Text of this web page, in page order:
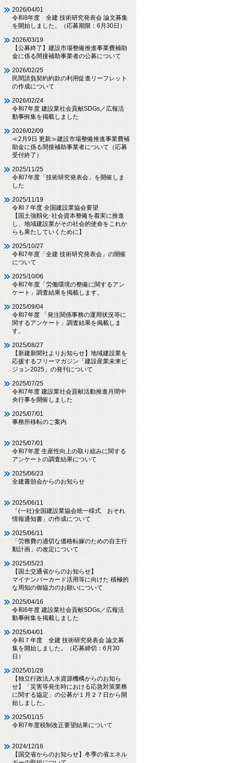
2026/04/01
令和8年度 全建 技術研究発表会 論文募集
を開始しました。（応募期限：6月30日）
2026/03/19
【公募終了】建設市場整備推進事業費補助
金に係る間接補助事業者の公募について
2026/02/25
民間請負契約約款の利用促進リーフレット
の作成について
2026/02/24
令和7年度 建設業社会貢献SDGs／広報活
動事例集を掲載しました
2026/02/09
≪2月9日 更新≫建設市場整備推進事業費補
助金に係る間接補助事業者について（応募
受付終了）
2025/11/25
令和7年度「技術研究発表会」を開催しま
した
2025/11/19
令和７年度 全国建設業協会要望
【国土強靱化･社会資本整備を着実に推進
し、地域建設業がその社会的使命をこれか
らも果たしていくために】
2025/10/27
令和7年度「全建 技術研究発表会」の開催
について
2025/10/06
令和7年度「労働環境の整備に関するアン
ケート」調査結果を掲載します。
2025/09/04
令和7年度 「発注関係事務の運用状況等に
関するアンケート」調査結果を掲載しま
す。
2025/08/27
【新建新聞社よりお知らせ】地域建設業を
応援するフリーマガジン「建設産業未来ビ
ジョン2025」の発刊について
2025/07/25
令和7年度 建設業社会貢献活動推進月間中
央行事を開催しました
2025/07/01
事務所移転のご案内
2025/07/01
令和7年度 生産性向上の取り組みに関する
アンケートの調査結果について
2025/06/23
全建書頒会からのお知らせ
2025/06/11
「(一社)全国建設業協会統一様式 おそれ
情報通知書」の作成について
2025/06/11
「労務費の適切な価格転嫁のための自主行
動計画」の改定について
2025/05/23
【国土交通省からのお知らせ】
マイナンバーカード活用等に向けた 積極的
な周知の御協力のお願いについて
2025/04/16
令和6年度 建設業社会貢献SDGs／広報活
動事例集を掲載しました
2025/04/01
令和７年度 全建 技術研究発表会 論文募
集を開始しました。（応募締切：6月30
日）
2025/01/28
【独立行政法人水資源機構からのお知ら
せ】「災害等発生時における応急対策業務
に関する協定」の公募が１月２７日から開
始しました。
2025/01/15
令和7年度税制改正要望結果について
2024/12/16
【国交省からのお知らせ】冬季の省エネル